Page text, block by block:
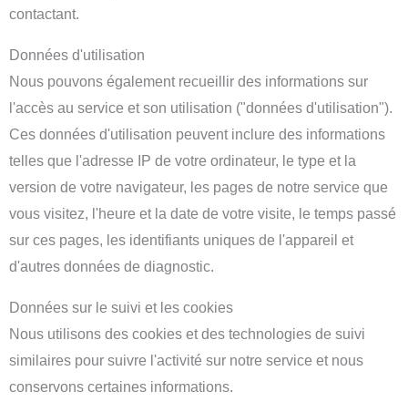
contactant.
Données d'utilisation
Nous pouvons également recueillir des informations sur
l'accès au service et son utilisation ("données d'utilisation").
Ces données d'utilisation peuvent inclure des informations
telles que l'adresse IP de votre ordinateur, le type et la
version de votre navigateur, les pages de notre service que
vous visitez, l'heure et la date de votre visite, le temps passé
sur ces pages, les identifiants uniques de l'appareil et
d'autres données de diagnostic.
Données sur le suivi et les cookies
Nous utilisons des cookies et des technologies de suivi
similaires pour suivre l'activité sur notre service et nous
conservons certaines informations.